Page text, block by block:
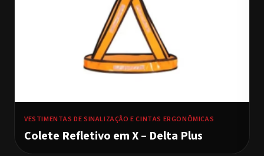
VESTIMENTAS DE SINALIZAÇÃO E CINTAS ERGONÔMICAS
Colete Refletivo em X – Delta Plus